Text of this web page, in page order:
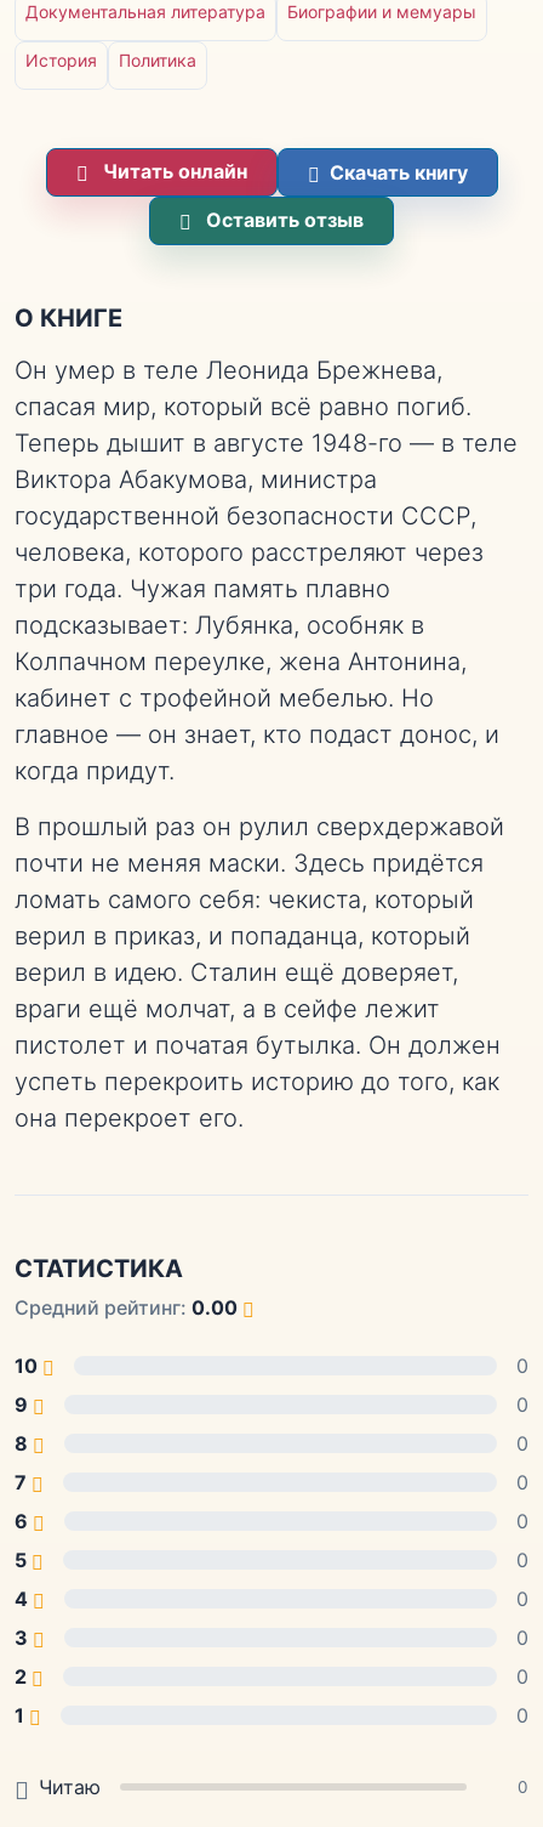
Документальная литература Биографии и мемуары
История Политика
Читать онлайн
Скачать книгу
Оставить отзыв
О КНИГЕ
Он умер в теле Леонида Брежнева,
спасая мир, который всё равно погиб.
Теперь дышит в августе 1948-го — в теле
Виктора Абакумова, министра
государственной безопасности СССР,
человека, которого расстреляют через
три года. Чужая память плавно
подсказывает: Лубянка, особняк в
Колпачном переулке, жена Антонина,
кабинет с трофейной мебелью. Но
главное — он знает, кто подаст донос, и
когда придут.
В прошлый раз он рулил сверхдержавой
почти не меняя маски. Здесь придётся
ломать самого себя: чекиста, который
верил в приказ, и попаданца, который
верил в идею. Сталин ещё доверяет,
враги ещё молчат, а в сейфе лежит
пистолет и початая бутылка. Он должен
успеть перекроить историю до того, как
она перекроет его.
СТАТИСТИКА
Средний рейтинг: 0.00
10
0
9
0
8
0
7
0
6
0
5
0
4
0
3
0
2
0
1
0
Читаю 0